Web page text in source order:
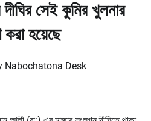
সেই কুমির খুলনার
করা হয়েছে
Nabochatona Desk